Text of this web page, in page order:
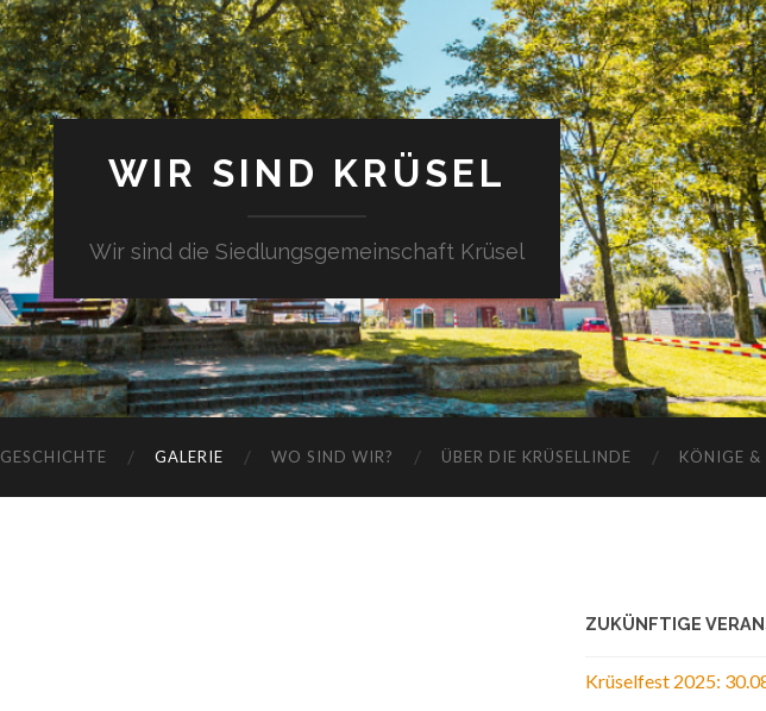
WIR SIND KRÜSEL
Wir sind die Siedlungsgemeinschaft Krüsel
GESCHICHTE GALERIE WO SIND WIR? ÜBER DIE KRÜSELLINDE KÖNIGE &
ZUKÜNFTIGE
Krüselfest 2025: